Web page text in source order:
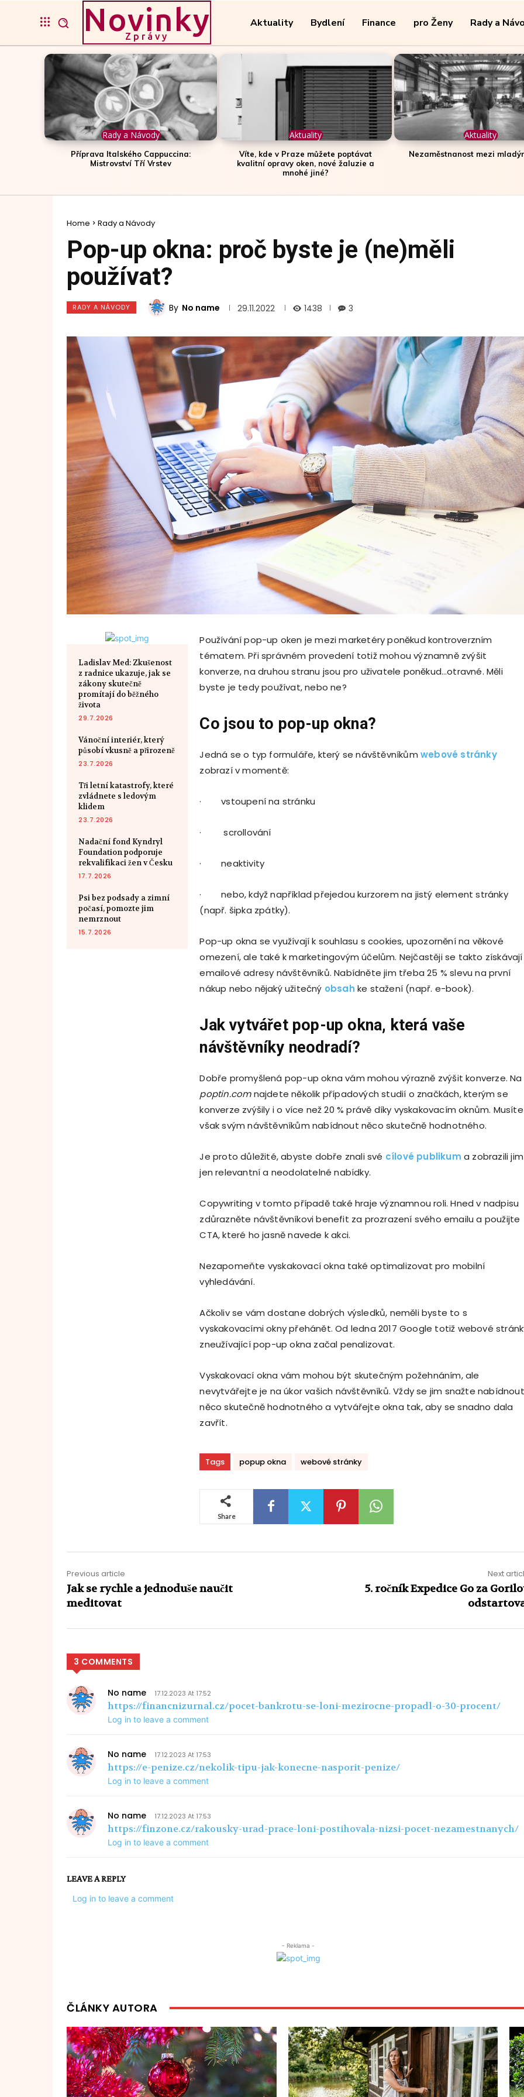
Novinky
Zprávy
Aktuality Bydlení Finance pro Ženy Rady a
Rady a Návody
Příprava Italského Cappuccina:
Mistrovství Tří Vrstev
Aktuality
Víte, kde v Praze můžete poptávat
kvalitní opravy oken, nové žaluzie a
mnohé jiné?
Aktuality
Nezaměstnanost mezi
Home Rady a Návody
Pop-up okna: proč byste je (ne)měli
používat?
RADY A NÁVODY By No name 29.11.2022 1438 3
Ladislav Med: Zkušenost
z radnice ukazuje, jak se
zákony skutečně
promítají do běžného
života
29.7.2026
Vánoční interiér, který
působí vkusně a přirozeně
23.7.2026
Tři letní katastrofy, které
zvládnete s ledovým
klidem
23.7.2026
Nadační fond Kyndryl
Foundation podporuje
rekvalifikaci žen v Česku
17.7.2026
Psi bez podsady a zimní
počasí, pomozte jim
nemrznout
15.7.2026
Používání pop-up oken je mezi marketéry poněkud kontroverzním
tématem. Při správném provedení totiž mohou významně zvýšit
konverze, na druhou stranu jsou pro uživatele poněkud…otravné. Měli
byste je tedy používat, nebo ne?
Co jsou to pop-up okna?
Jedná se o typ formuláře, který se návštěvníkům webové stránky
zobrazí v momentě:
· vstoupení na stránku
· scrollování
· neaktivity
· nebo, když například přejedou kurzorem na jistý element stránky
(např. šipka zpátky).
Pop-up okna se využívají k souhlasu s cookies, upozornění na věkové
omezení, ale také k marketingovým účelům. Nejčastěji se takto získávají
emailové adresy návštěvníků. Nabídněte jim třeba 25 % slevu na první
nákup nebo nějaký užitečný obsah ke stažení (např. e-book).
Jak vytvářet pop-up okna, která vaše
návštěvníky neodradí?
Dobře promyšlená pop-up okna vám mohou výrazně zvýšit konverze. Na
poptin.comnajdete několik případových studií o značkách, kterým se
konverze zvýšily i o více než 20 % právě díky vyskakovacím oknům. Musíte
však svým návštěvníkům nabídnout něco skutečně hodnotného.
Je proto důležité, abyste dobře znali své cílové publikum a zobrazili jim
jen relevantní a neodolatelné nabídky.
Copywriting v tomto případě také hraje významnou roli. Hned v nadpisu
zdůrazněte návštěvníkovi benefit za prozrazení svého emailu a použijte
CTA, které ho jasně navede k akci.
Nezapomeňte vyskakovací okna také optimalizovat pro mobilní
vyhledávání.
Ačkoliv se vám dostane dobrých výsledků, neměli byste to s
vyskakovacími okny přehánět. Od ledna 2017 Google totiž webové
zneužívající pop-up okna začal penalizovat.
Vyskakovací okna vám mohou být skutečným požehnáním, ale
nevytvářejte je na úkor vašich návštěvníků. Vždy se jim snažte nabídnout
něco skutečně hodnotného a vytvářejte okna tak, aby se snadno dala
zavřít.
Tags popup okna webové stránky
Share
Previous article
Jak se rychle a jednoduše naučit
meditovat
Next
5. ročník Expedice Go za
3 COMMENTS
No name 17.12.2023 At 17:52
https://financnizurnal.cz/pocet-bankrotu-se-loni-mezirocne-propadl-o-30-procent/
Log in to leave a comment
No name 17.12.2023 At 17:53
https://e-penize.cz/nekolik-tipu-jak-konecne-nasporit-penize/
Log in to leave a comment
No name 17.12.2023 At 17:53
https://finzone.cz/rakousky-urad-prace-loni-postihovala-nizsi-pocet-nezamestnanych/
Log in to leave a comment
LEAVE A REPLY
Log in to leave a comment
- Reklama -
ČLÁNKY AUTORA